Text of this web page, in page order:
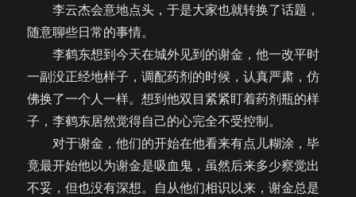
李云杰会意地点头，于是大家也就转换了话题，
随意聊些日常的事情。
李鹤东想到今天在城外见到的谢金，他一改平时
一副没正经地样子，调配药剂的时候，认真严肃，仿
佛换了一个人一样。想到他双目紧紧盯着药剂瓶的样
子，李鹤东居然觉得自己的心完全不受控制。
对于谢金，他们的开始在他看来有点儿糊涂，毕
竟最开始他以为谢金是吸血鬼，虽然后来多少察觉出
不妥，但也没有深想。自从他们相识以来，谢金总是